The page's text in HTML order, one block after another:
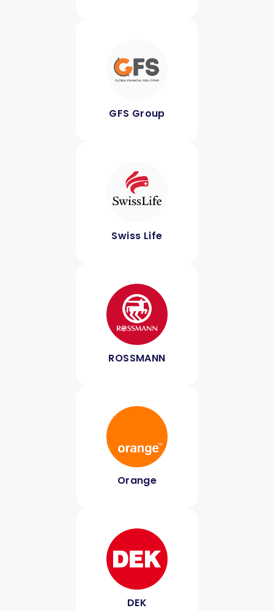
GFS Group
Swiss Life
ROSSMANN
Orange
DEK